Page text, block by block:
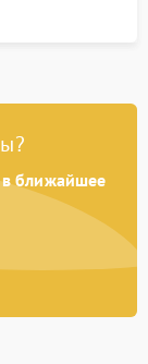
в ближайшее